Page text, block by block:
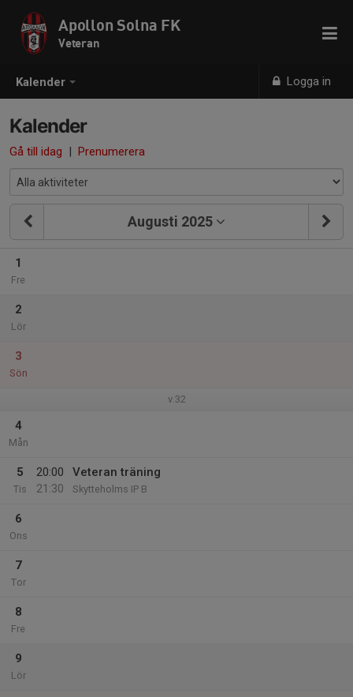
Kalender Logga in
Apollon Solna FK
Veteran
Kalender
Gå till idag | Prenumerera
Augusti 2025
1
Fre
2
Lör
3
Sön
v.32
4
Mån
5
Tis
20:00
21:30
Veteran träning
Skytteholms IP B
6
Ons
7
Tor
8
Fre
9
Lör